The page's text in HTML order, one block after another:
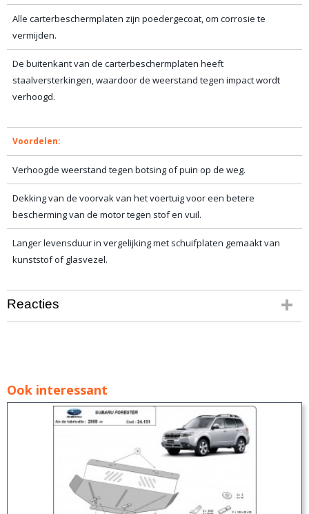
Alle carterbeschermplaten zijn poedergecoat, om corrosie te
vermijden.
De buitenkant van de carterbeschermplaten heeft
staalversterkingen, waardoor de weerstand tegen impact wordt
verhoogd.
Voordelen:
Verhoogde weerstand tegen botsing of puin op de weg.
Dekking van de voorvak van het voertuig voor een betere
bescherming van de motor tegen stof en vuil.
Langer levensduur in vergelijking met schuifplaten gemaakt van
kunststof of glasvezel.
Reacties
Ook interessant